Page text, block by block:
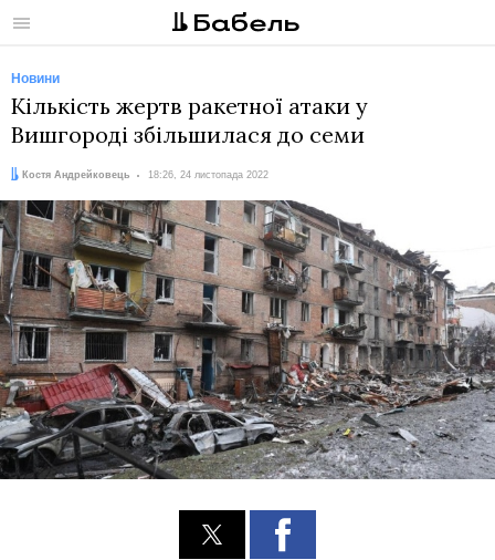
Меню
Новини
Кількість жертв ракетної атаки у
Вишгороді збільшилася до семи
Автор:
Костя Андрейковець
Дата: 18:26, 24 листопада 2022